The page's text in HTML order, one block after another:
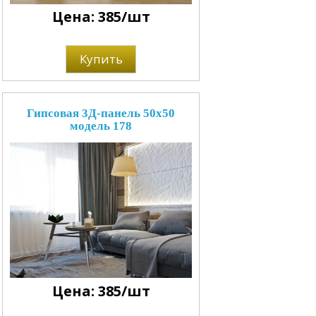
Цена: 385/шт
Купить
Гипсовая 3Д-панель 50x50
модель 178
Цена: 385/шт